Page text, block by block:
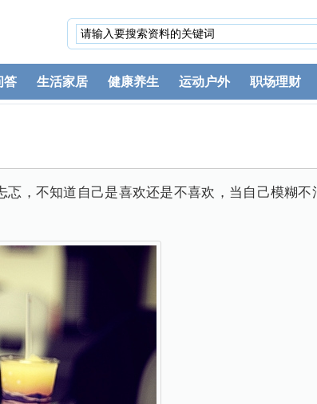
答 生活家居 健康养生 运动户外 职场理财
忑，不知道自己是喜欢还是不喜欢，当自己模糊